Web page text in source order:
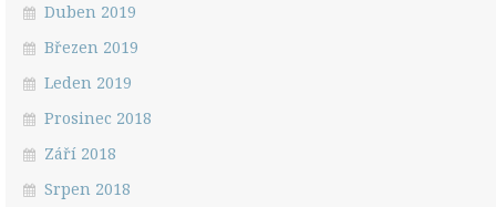
Duben 2019
Březen 2019
Leden 2019
Prosinec 2018
Září 2018
Srpen 2018